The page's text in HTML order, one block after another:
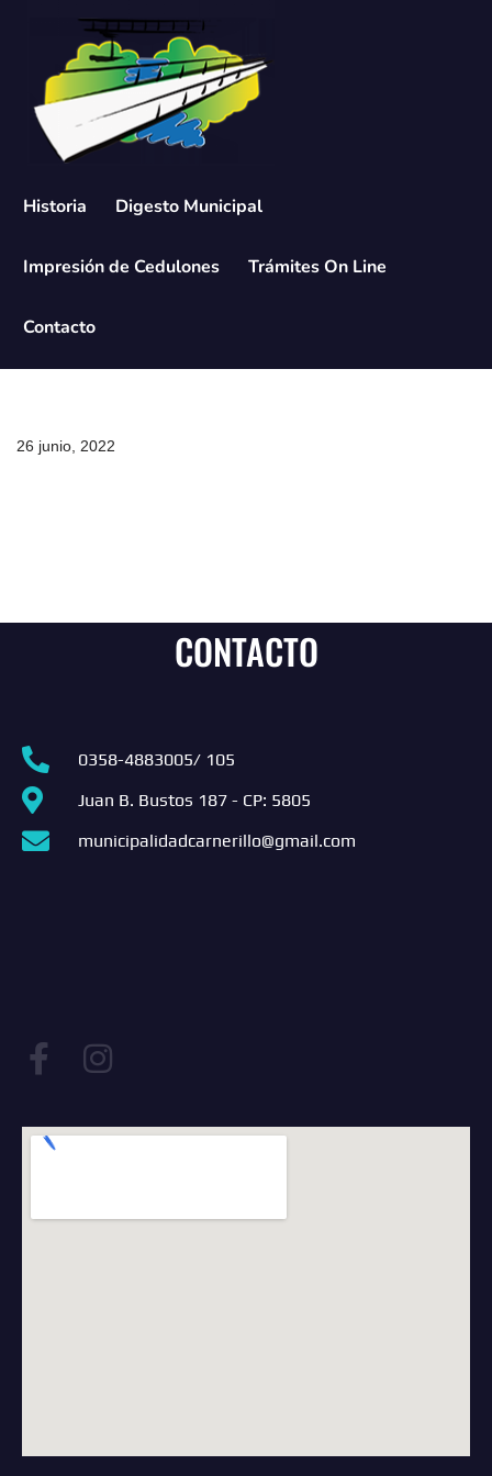
contenido
Historia Digesto Municipal
Impresión de Cedulones Trámites On Line
Contacto
26 junio, 2022
CONTACTO
0358-4883005/ 105
Juan B. Bustos 187 - CP: 5805
municipalidadcarnerillo@gmail.com